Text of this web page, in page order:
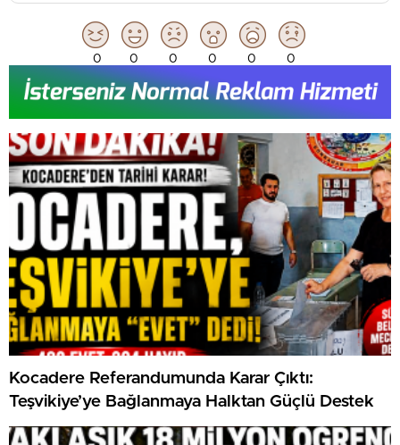
0 0 0 0 0 0
Kocadere Referandumunda Karar Çıktı:
Teşvikiye’ye Bağlanmaya Halktan Güçlü Destek